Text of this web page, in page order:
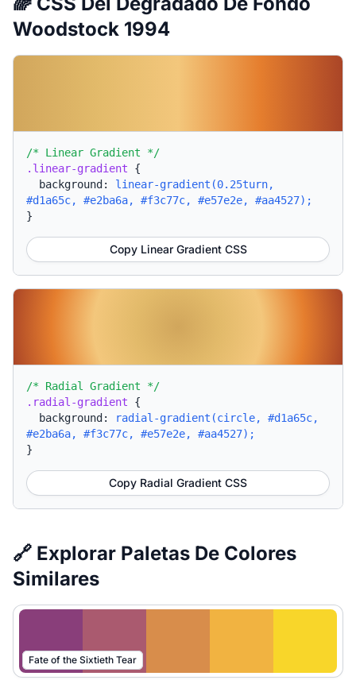
Woodstock 1994
/* Linear Gradient */
.linear-gradient {
background: linear-gradient(0.25turn,
#d1a65c, #e2ba6a, #f3c77c, #e57e2e, #aa4527);
}
Copy Linear Gradient CSS
/* Radial Gradient */
.radial-gradient {
background:
radial-gradient(circle, #d1a65c,
#e2ba6a, #f3c77c, #e57e2e, #aa4527);
}
Copy Radial Gradient CSS
🔗 Explorar Paletas De Colores
Similares
Fate of the Sixtieth Tear